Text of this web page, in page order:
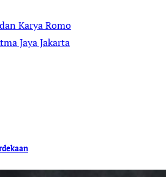
Karya Romo
Jaya Jakarta